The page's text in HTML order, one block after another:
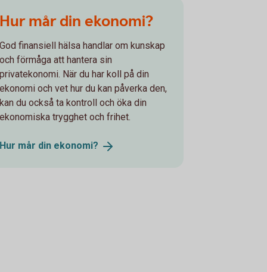
Hur mår din ekonomi?
God finansiell hälsa handlar om kunskap
och förmåga att hantera sin
privatekonomi. När du har koll på din
ekonomi och vet hur du kan påverka den,
kan du också ta kontroll och öka din
ekonomiska trygghet och frihet.
Hur mår din ekonomi?